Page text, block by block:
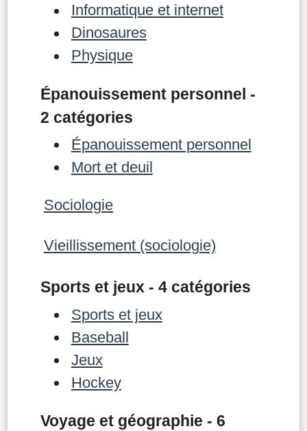
Informatique et internet
Dinosaures
Physique
Épanouissement personnel -
2 catégories
Épanouissement personnel
Mort et deuil
Sociologie
Vieillissement (sociologie)
Sports et jeux - 4 catégories
Sports et jeux
Baseball
Jeux
Hockey
Voyage et géographie - 6